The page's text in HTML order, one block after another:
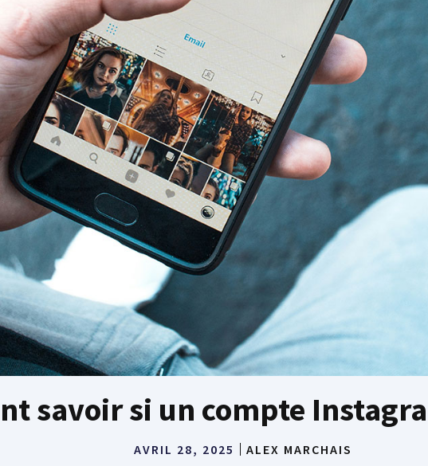
savoir si un compte
AVRIL 28, 2025 ALEX MARCHAIS